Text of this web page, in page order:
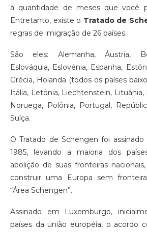
à quantidade de meses que você
Entretanto, existe o Tratado de
regras de imigração de 26 países.
São eles: Alemanha, Áustria,
Eslováquia, Eslovénia, Espanha,
Grécia, Holanda (todos os países
Itália, Letônia, Liechtenstein,
Noruega, Polônia, Portugal,
Suíça.
O Tratado de Schengen foi
1985, levando a maioria dos
abolição de suas fronteiras
construir uma Europa sem
“Área Schengen”.
Assinado em Luxemburgo,
países da união européia, o acordo